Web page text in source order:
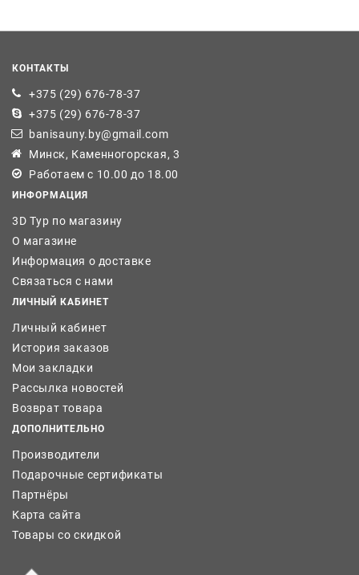
КОНТАКТЫ
+375 (29) 676-78-37
+375 (29) 676-78-37
banisauny.by@gmail.com
Минск, Каменногорская, 3
Работаем с 10.00 до 18.00
ИНФОРМАЦИЯ
3D Тур по магазину
О магазине
Информация о доставке
Связаться с нами
ЛИЧНЫЙ КАБИНЕТ
Личный кабинет
История заказов
Мои закладки
Рассылка новостей
Возврат товара
ДОПОЛНИТЕЛЬНО
Производители
Подарочные сертификаты
Партнёры
Карта сайта
Товары со скидкой